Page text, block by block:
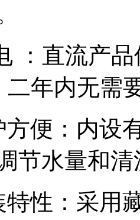
直流产品
二年内无需
：内设有
节水量和
：采用藏